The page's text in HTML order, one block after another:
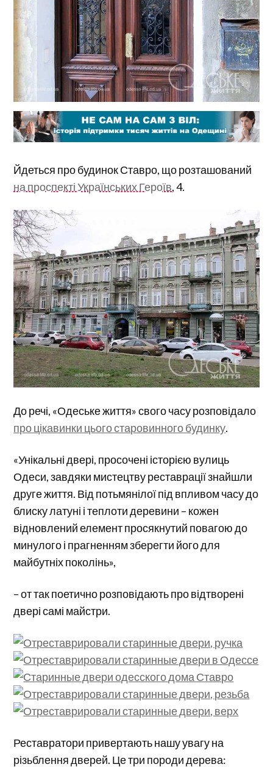
Йдеться про будинок Ставро, що розташований
на проспекті Українських Героїв, 4.
До речі, «Одеське життя» свого часу розповідало
про цікавинки цього старовинного будинку.
«Унікальні двері, просочені історією вулиць
Одеси, завдяки мистецтву реставрації знайшли
друге життя. Від потьмянілої під впливом часу до
блиску латуні і теплоти деревини – кожен
відновлений елемент просякнутий повагою до
минулого і прагненням зберегти його для
майбутніх поколінь»,
– от так поетично розповідають про відтворені
двері самі майстри.
Реставратори привертають нашу увагу на
різьблення дверей. Це три породи дерева: